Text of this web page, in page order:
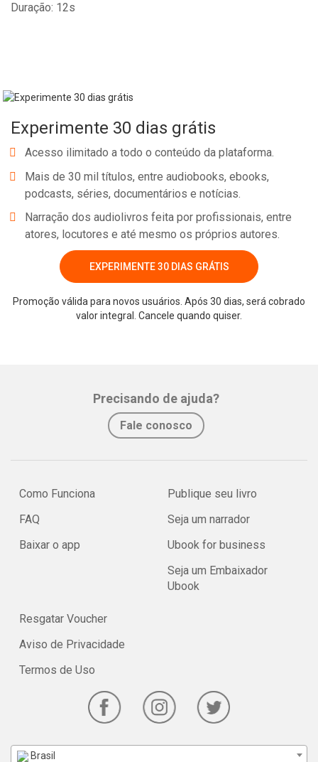
Duração: 12s
Experimente 30 dias grátis
Acesso ilimitado a todo o conteúdo da plataforma.
Mais de 30 mil títulos, entre audiobooks, ebooks,
podcasts, séries, documentários e notícias.
Narração dos audiolivros feita por profissionais, entre
atores, locutores e até mesmo os próprios autores.
EXPERIMENTE 30 DIAS GRÁTIS
Promoção válida para novos usuários. Após 30 dias, será cobrado
valor integral. Cancele quando quiser.
Precisando de ajuda?
Fale conosco
Como Funciona
FAQ
Baixar o app
Publique seu livro
Seja um narrador
Ubook for business
Seja um Embaixador
Ubook
Resgatar Voucher
Aviso de Privacidade
Termos de Uso
Brasil